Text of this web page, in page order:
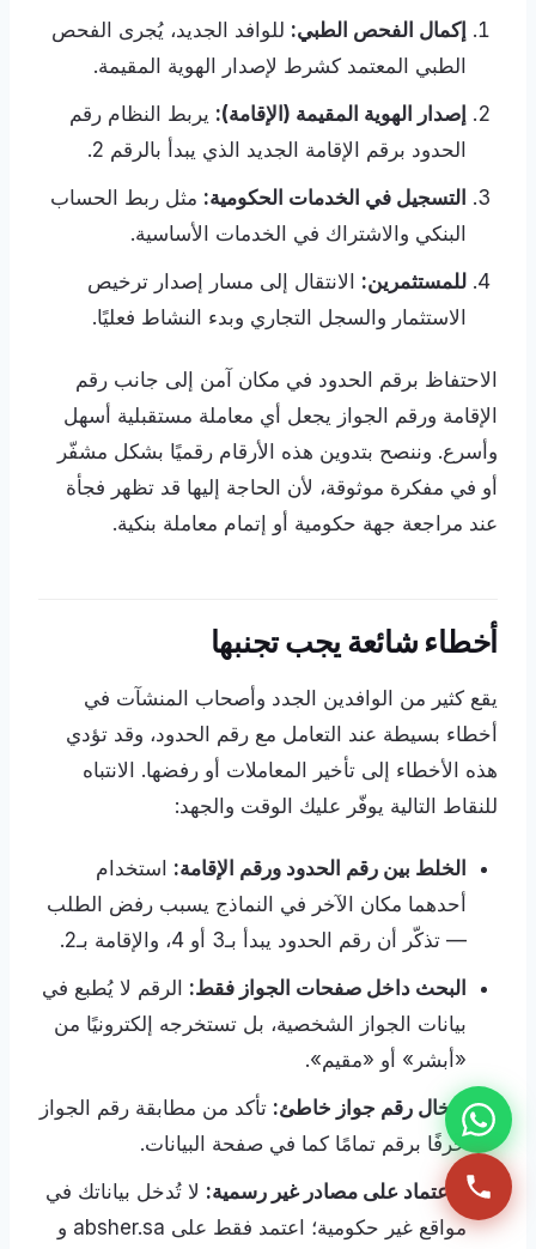
إكمال الفحص الطبي: للوافد الجديد، يُجرى الفحص
الطبي المعتمد كشرط لإصدار الهوية المقيمة.
إصدار الهوية المقيمة (الإقامة): يربط النظام رقم
الحدود برقم الإقامة الجديد الذي يبدأ بالرقم 2.
التسجيل في الخدمات الحكومية: مثل ربط الحساب
البنكي والاشتراك في الخدمات الأساسية.
للمستثمرين: الانتقال إلى مسار إصدار ترخيص
الاستثمار والسجل التجاري وبدء النشاط فعليًا.
الاحتفاظ برقم الحدود في مكان آمن إلى جانب رقم
الإقامة ورقم الجواز يجعل أي معاملة مستقبلية أسهل
وأسرع. وننصح بتدوين هذه الأرقام رقميًا بشكل مشفّر
أو في مفكرة موثوقة، لأن الحاجة إليها قد تظهر فجأة
عند مراجعة جهة حكومية أو إتمام معاملة بنكية.
أخطاء شائعة يجب تجنبها
يقع كثير من الوافدين الجدد وأصحاب المنشآت في
أخطاء بسيطة عند التعامل مع رقم الحدود، وقد تؤدي
هذه الأخطاء إلى تأخير المعاملات أو رفضها. الانتباه
للنقاط التالية يوفّر عليك الوقت والجهد:
الخلط بين رقم الحدود ورقم الإقامة: استخدام
أحدهما مكان الآخر في النماذج يسبب رفض الطلب
— تذكّر أن رقم الحدود يبدأ بـ3 أو 4، والإقامة بـ2.
البحث داخل صفحات الجواز فقط: الرقم لا يُطبع في
بيانات الجواز الشخصية، بل تستخرجه إلكترونيًا من
«أبشر» أو «مقيم».
إدخال رقم جواز خاطئ: تأكد من مطابقة رقم الجواز
حرفًا برقم تمامًا كما في صفحة البيانات.
الاعتماد على مصادر غير رسمية: لا تُدخل بياناتك في
مواقع غير حكومية؛ اعتمد فقط على absher.sa و